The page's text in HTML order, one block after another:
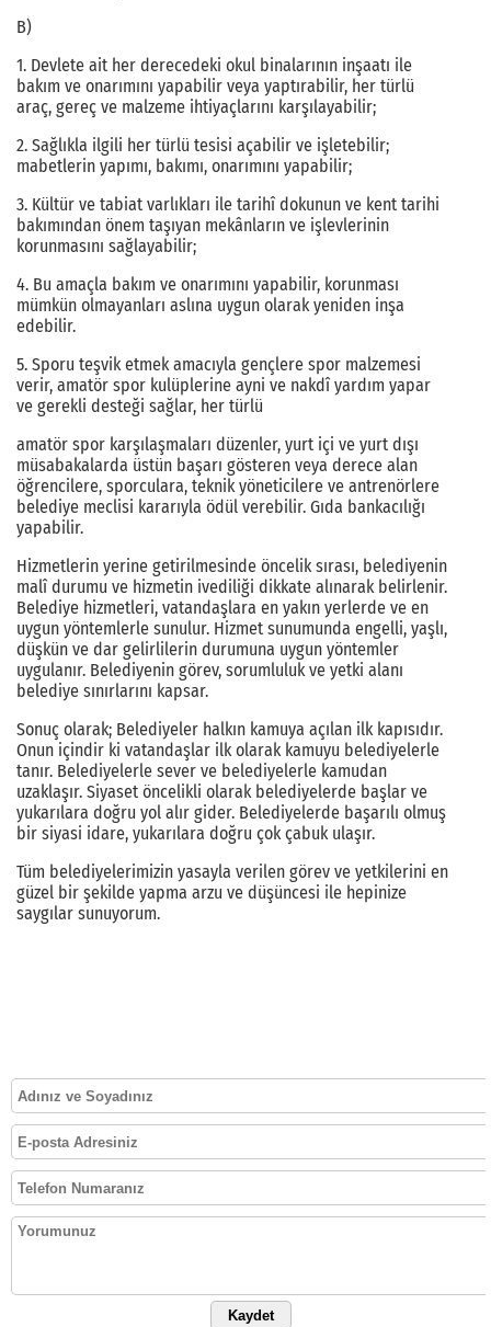
B)
1. Devlete ait her derecedeki okul binalarının inşaatı ile
bakım ve onarımını yapabilir veya yaptırabilir, her türlü
araç, gereç ve malzeme ihtiyaçlarını karşılayabilir;
2. Sağlıkla ilgili her türlü tesisi açabilir ve işletebilir;
mabetlerin yapımı, bakımı, onarımını yapabilir;
3. Kültür ve tabiat varlıkları ile tarihî dokunun ve kent tarihi
bakımından önem taşıyan mekânların ve işlevlerinin
korunmasını sağlayabilir;
4. Bu amaçla bakım ve onarımını yapabilir, korunması
mümkün olmayanları aslına uygun olarak yeniden inşa
edebilir.
5. Sporu teşvik etmek amacıyla gençlere spor malzemesi
verir, amatör spor kulüplerine ayni ve nakdî yardım yapar
ve gerekli desteği sağlar, her türlü
amatör spor karşılaşmaları düzenler, yurt içi ve yurt dışı
müsabakalarda üstün başarı gösteren veya derece alan
öğrencilere, sporculara, teknik yöneticilere ve antrenörlere
belediye meclisi kararıyla ödül verebilir. Gıda bankacılığı
yapabilir.
Hizmetlerin yerine getirilmesinde öncelik sırası, belediyenin
malî durumu ve hizmetin ivediliği dikkate alınarak belirlenir.
Belediye hizmetleri, vatandaşlara en yakın yerlerde ve en
uygun yöntemlerle sunulur. Hizmet sunumunda engelli, yaşlı,
düşkün ve dar gelirlilerin durumuna uygun yöntemler
uygulanır. Belediyenin görev, sorumluluk ve yetki alanı
belediye sınırlarını kapsar.
Sonuç olarak; Belediyeler halkın kamuya açılan ilk kapısıdır.
Onun içindir ki vatandaşlar ilk olarak kamuyu belediyelerle
tanır. Belediyelerle sever ve belediyelerle kamudan
uzaklaşır. Siyaset öncelikli olarak belediyelerde başlar ve
yukarılara doğru yol alır gider. Belediyelerde başarılı olmuş
bir siyasi idare, yukarılara doğru çok çabuk ulaşır.
Tüm belediyelerimizin yasayla verilen görev ve yetkilerini en
güzel bir şekilde yapma arzu ve düşüncesi ile hepinize
saygılar sunuyorum.
Kaydet